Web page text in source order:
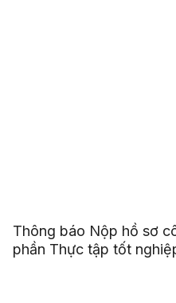
Thông báo Nộp hồ sơ
phần Thực tập tốt